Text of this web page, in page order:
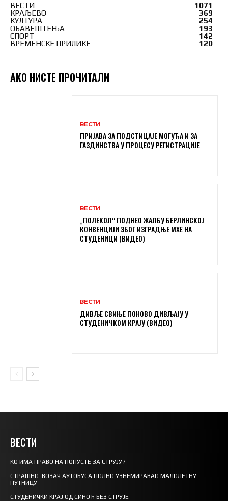
ВЕСТИ
1071
КРАЉЕВО
369
КУЛТУРА
254
ОБАВЕШТЕЊА
193
СПОРТ
142
ВРЕМЕНСКЕ ПРИЛИКЕ
120
АКО НИСТЕ ПРОЧИТАЛИ
ВЕСТИ
ПРИЈАВА ЗА ПОДСТИЦАЈЕ МОГУЋА И ЗА
ГАЗДИНСТВА У ПРОЦЕСУ РЕГИСТРАЦИЈЕ
ВЕСТИ
„ПОЛЕКОЛ“ ПОДНЕО ЖАЛБУ БЕРЛИНСКОЈ
КОНВЕНЦИЈИ ЗБОГ ИЗГРАДЊЕ МХЕ НА
СТУДЕНИЦИ (ВИДЕО)
ВЕСТИ
ДИВЉЕ СВИЊЕ ПОНОВО ДИВЉАЈУ У
СТУДЕНИЧКОМ КРАЈУ (ВИДЕО)
ВЕСТИ
КО ИМА ПРАВО НА ПОПУСТЕ ЗА СТРУЈУ?
СТРАШНО: ВОЗАЧ АУТОБУСА ПОЛНО УЗНЕМИРАВАО МАЛОЛЕТНУ
ПУТНИЦУ
СТУДЕНИЧКИ КРАЈ ОД СИНОЋ БЕЗ СТРУЈЕ